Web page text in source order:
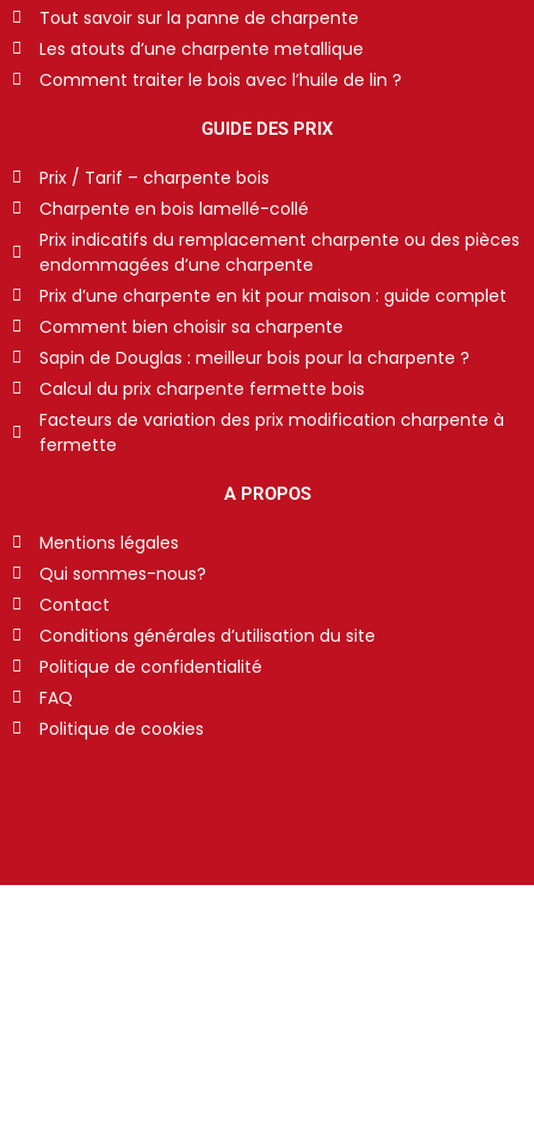
Tout savoir sur la panne de charpente
Les atouts d’une charpente metallique
Comment traiter le bois avec l’huile de lin ?
GUIDE DES PRIX
Prix / Tarif – charpente bois
Charpente en bois lamellé-collé
Prix indicatifs du remplacement charpente ou des pièces
endommagées d’une charpente
Prix d’une charpente en kit pour maison : guide complet
Comment bien choisir sa charpente
Sapin de Douglas : meilleur bois pour la charpente ?
Calcul du prix charpente fermette bois
Facteurs de variation des prix modification charpente à
fermette
A PROPOS
Mentions légales
Qui sommes-nous?
Contact
Conditions générales d’utilisation du site
Politique de confidentialité
FAQ
Politique de cookies